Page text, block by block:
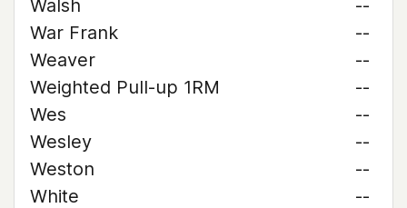
Walsh
--
War Frank
--
Weaver
--
Weighted Pull-up 1RM
--
Wes
--
Wesley
--
Weston
--
White
--